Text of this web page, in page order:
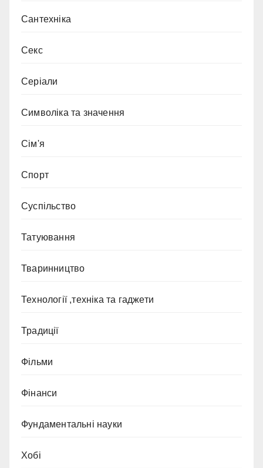
Сантехніка
Секс
Серіали
Символіка та значення
Сім'я
Спорт
Суспільство
Татуювання
Тваринництво
Технології ,техніка та гаджети
Традиції
Фільми
Фінанси
Фундаментальні науки
Хобі